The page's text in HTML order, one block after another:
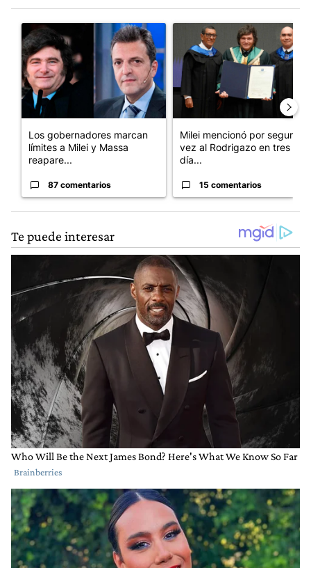
Un artículo de tendencia con el título "Los gobernadores
Los gobernadores marcan
límites a Milei y Massa
reapare...
87 comentarios
Un artículo de tendencia
Milei mencionó por segunda
vez al Rodrigazo en tres
día...
15 comentarios